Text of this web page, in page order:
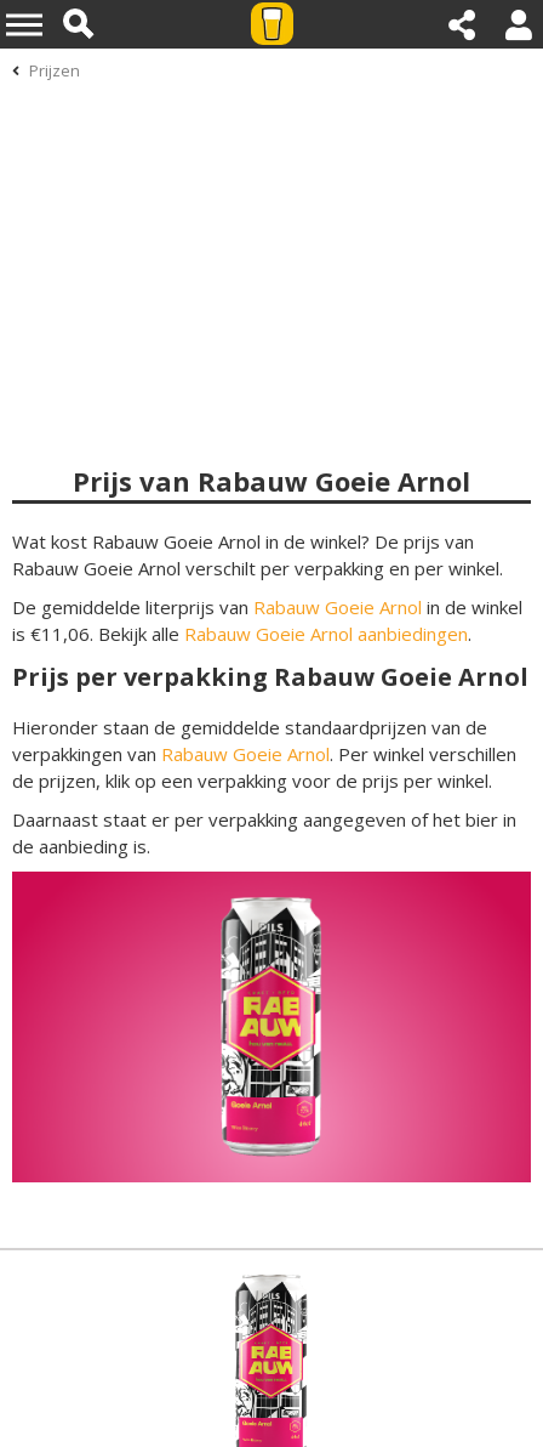
Prijzen
Prijs van Rabauw Goeie Arnol
Wat kost Rabauw Goeie Arnol in de winkel? De prijs van
Rabauw Goeie Arnol verschilt per verpakking en per winkel.
De gemiddelde literprijs van Rabauw Goeie Arnol in de winkel
is €11,06. Bekijk alle Rabauw Goeie Arnol aanbiedingen.
Prijs per verpakking Rabauw Goeie Arnol
Hieronder staan de gemiddelde standaardprijzen van de
verpakkingen van Rabauw Goeie Arnol. Per winkel verschillen
de prijzen, klik op een verpakking voor de prijs per winkel.
Daarnaast staat er per verpakking aangegeven of het bier in
de aanbieding is.